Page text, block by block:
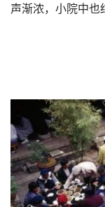
声渐浓，小院中也